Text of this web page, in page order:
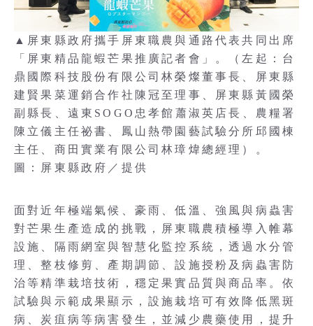
▲屏東縣政府攜手屏東職農與通路代表共同出席
「屏東精品龍蝦芒果推廣記者會」。（左起：台
鼎國際科技股份有限公司林榮燦董事長、屏東縣
建賢果菜運銷合作社陳冠至理事、屏東縣黃國榮
副縣長、遠東SOGO忠孝館蕭淑英店長、農糧署
陳立儀主任祕書、鳳山熱帶園藝試驗分所邱國棟
主任、商田實業有限公司林璋煒總經理）。
圖：屏東縣政府／提供
面對近年極端氣候、豪雨、低溫、強風與病蟲害
對芒果生產造成的挑戰，屏東職農積極導入帷幕
設施、隔雨網室與智慧化監控系統，透過水分管
理、整枝修剪、產期調節、設施授粉及病蟲害防
治等精準栽培技術，穩定果實品質與商品率。依
試驗與示範成果顯示，設施栽培可有效降低黑斑
病、炭疽病等病害發生，並減少農藥使用，提升